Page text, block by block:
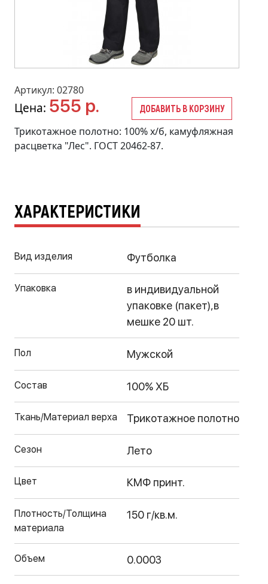
Артикул: 02780
Цена: 555 р. ДОБАВИТЬ В КОРЗИНУ
Трикотажное полотно: 100% х/б, камуфляжная
расцветка "Лес". ГОСТ 20462-87.
ХАРАКТЕРИСТИКИ
Вид изделия Футболка
Упаковка
в индивидуальной
упаковке (пакет),в
мешке 20 шт.
Пол Мужской
Состав 100% ХБ
Ткань/Материал верха Трикотажное полотно
Сезон Лето
Цвет КМФ принт.
Плотность/Толщина
материала
150 г/кв.м.
Объем 0.0003